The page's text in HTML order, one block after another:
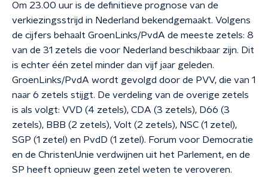
Om 23.00 uur is de definitieve prognose van de
verkiezingsstrijd in Nederland bekendgemaakt. Volgens
de cijfers behaalt GroenLinks/PvdA de meeste zetels: 8
van de 31 zetels die voor Nederland beschikbaar zijn. Dit
is echter één zetel minder dan vijf jaar geleden.
GroenLinks/PvdA wordt gevolgd door de PVV, die van 1
naar 6 zetels stijgt. De verdeling van de overige zetels
is als volgt: VVD (4 zetels), CDA (3 zetels), D66 (3
zetels), BBB (2 zetels), Volt (2 zetels), NSC (1 zetel),
SGP (1 zetel) en PvdD (1 zetel). Forum voor Democratie
en de ChristenUnie verdwijnen uit het Parlement, en de
SP heeft opnieuw geen zetel weten te veroveren.